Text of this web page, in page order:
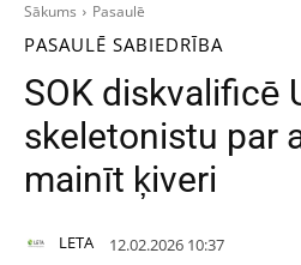
Sākums Pasaulē
PASAULĒ SABIEDRĪBA
SOK diskvalificē
skeletonistu par
mainīt ķiveri
LETA 12.02.2026 10:37